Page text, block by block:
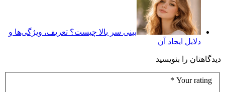
بینی سر بالا چیست؟ تعریف، ویژگی‌ها و
دلایل ایجاد آن
دیدگاهتان را بنویسید
Your rating
*